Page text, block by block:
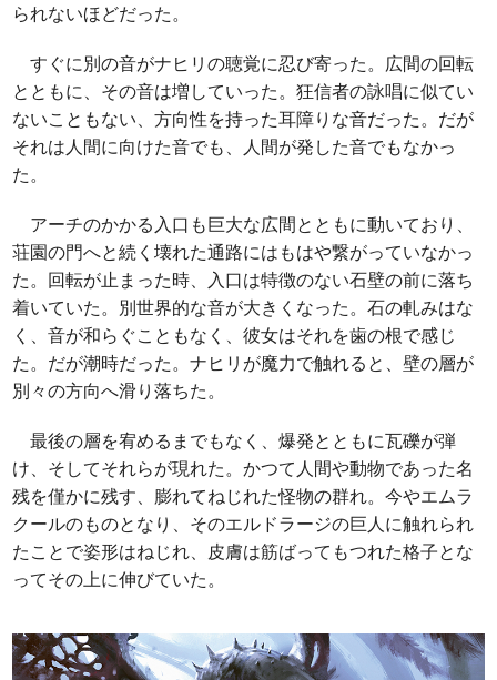
られないほどだった。
すぐに別の音がナヒリの聴覚に忍び寄った。広間の回転
とともに、その音は増していった。狂信者の詠唱に似てい
ないこともない、方向性を持った耳障りな音だった。だが
それは人間に向けた音でも、人間が発した音でもなかっ
た。
アーチのかかる入口も巨大な広間とともに動いており、
荘園の門へと続く壊れた通路にはもはや繋がっていなかっ
た。回転が止まった時、入口は特徴のない石壁の前に落ち
着いていた。別世界的な音が大きくなった。石の軋みはな
く、音が和らぐこともなく、彼女はそれを歯の根で感じ
た。だが潮時だった。ナヒリが魔力で触れると、壁の層が
別々の方向へ滑り落ちた。
最後の層を宥めるまでもなく、爆発とともに瓦礫が弾
け、そしてそれらが現れた。かつて人間や動物であった名
残を僅かに残す、膨れてねじれた怪物の群れ。今やエムラ
クールのものとなり、そのエルドラージの巨人に触れられ
たことで姿形はねじれ、皮膚は筋ばってもつれた格子とな
ってその上に伸びていた。